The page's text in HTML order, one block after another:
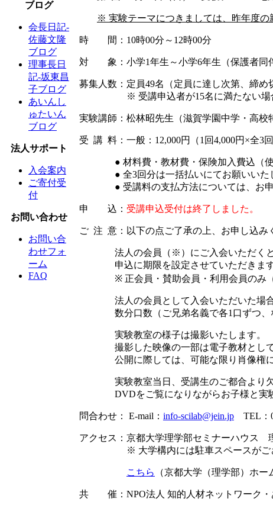
ブログ
会長日記-
佐藤文隆
ブログ
理事長日
記-坂東昌
子ブログ
あいんし
ゅたいん
ブログ
法人サポート
入会案内
ご寄付受
付
お問い合わせ
お問い合
わせフォ
ーム
FAQ
※ 実験テーマにつきましては、昨年度
時 間：10時00分～12時00分
対 象：小学1年生～小学6年生（保護者同
募集人数：定員49名（定員に達し次第、締め
※ 受講申込者が15名に満たない場合は
実験講師：松林昭先生（滋賀学園中学・高校
受 講 料：一般：12,000円（1回4,000円×
● 材料費・教材費・保険加入費込（
● 全3回分は一括払いにてお願いいた
● 受講料の支払方法については、お
申 込： 受講申込受付は終了しました。
ご 注 意：以下の点ご了承の上、お申し込み
法人の会員（※）にご入会いただく
申込に期限を設定させていただきま
※ 正会員・賛助会員・利用会員のみ
法人の会員として入会いただいた場
数分口数（ご兄弟名義で各1口ずつ
実験教室の様子は撮影いたします。
撮影した映像の一部は電子教材とし
公開に際しては、可能な限り肖像権
実験教室当日、受講生のご都合より
DVDをご覧になりながらお子様と実
問合わせ： E-mail： info-scilab@jein.jp TEL：
アクセス：京都大学理学部セミナーハウス
※ 大学構内には駐車スペースがござい
こちら （京都大学（理学部）ホ
共 催：NPO法人 知的人材ネットワーク・